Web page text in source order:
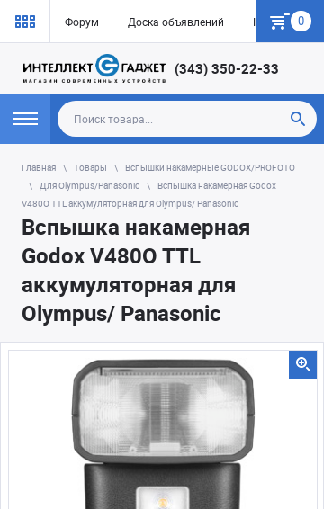
Форум Доска объявлений Как купить
0
(343) 350-22-33
Главная Товары
Вспышки накамерные GODOX/PROFOTO
Для Olympus/Panasonic
Вспышка накамерная Godox
V480O TTL аккумуляторная для Olympus/ Panasonic
Вспышка накамерная
Godox V480O TTL
аккумуляторная для
Olympus/ Panasonic